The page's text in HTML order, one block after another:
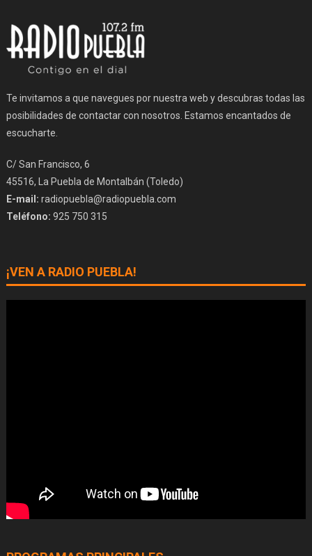
Te invitamos a que navegues por nuestra web y descubras todas las
posibilidades de contactar con nosotros. Estamos encantados de
escucharte.
C/ San Francisco, 6
45516, La Puebla de Montalbán (Toledo)
E-mail: radiopuebla@radiopuebla.com
Teléfono: 925 750 315
¡VEN A RADIO PUEBLA!